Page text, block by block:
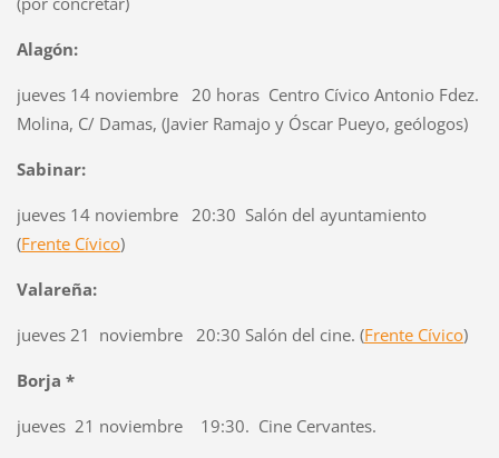
Alagón:
jueves 14 noviembre 20 horas Centro Cívico Antonio Fdez.
Molina, C/ Damas, (Javier Ramajo y Óscar Pueyo, geólogos)
Sabinar:
jueves 14 noviembre 20:30 Salón del ayuntamiento
(Frente Cívico)
Valareña:
jueves 21 noviembre 20:30 Salón del cine. (Frente Cívico)
Borja *
jueves 21 noviembre 19:30. Cine Cervantes.